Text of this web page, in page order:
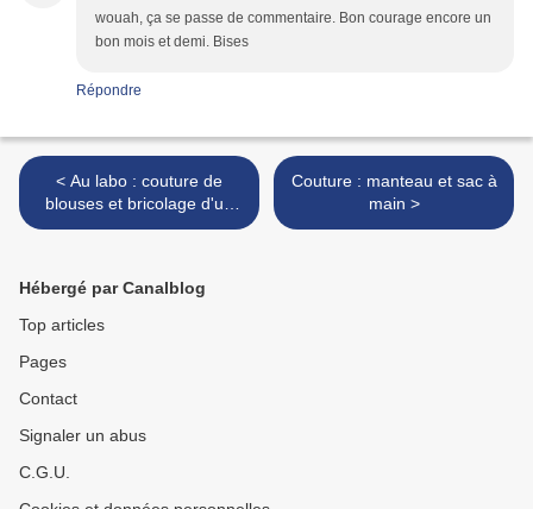
wouah, ça se passe de commentaire. Bon courage encore un
bon mois et demi. Bises
Répondre
< Au labo : couture de
blouses et bricolage d'un
microscope
Couture : manteau et sac à
main >
Hébergé par Canalblog
Top articles
Pages
Contact
Signaler un abus
C.G.U.